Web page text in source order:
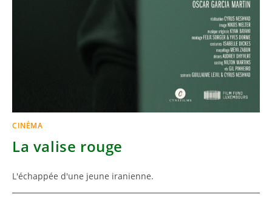
CINÉMA
La valise rouge
L'échappée d'une jeune iranienne.